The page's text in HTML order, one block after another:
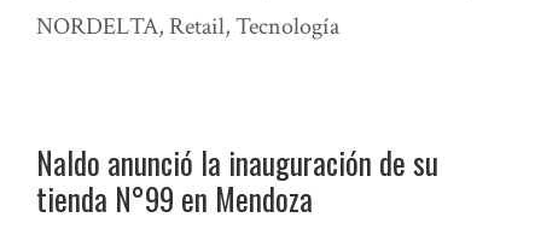
NORDELTA, Retail,Tecnología
Naldo anunció la inauguración de su
tienda N°99 en Mendoza